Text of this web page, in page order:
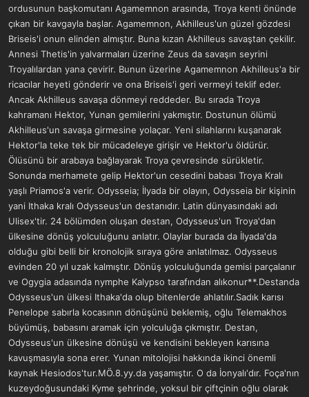
ordusunun başkomutanı Agamemnon arasında, Troya kenti önünde
çıkan bir kavgayla başlar. Agamemnon, Akhilleus'un güzel gözdesi
Briseis'i onun elinden almıştır. Buna kızan Akhilleus savaştan çekilir.
Annesi Thetis'in yalvarmaları üzerine Zeus da savaşın seyrini
Troyalılardan yana çevirir. Bunun üzerine Agamemnon Akhilleus'a bir
ricacılar heyeti gönderir ve ona Briseis'i geri vermeyi teklif eder.
Ancak Akhilleus savaşa dönmeyi reddeder. Bu sırada Troya
kahramanı Hektor, Yunan gemilerini yakmıştır. Dostunun ölümü
Akhilleus'un savaşa girmesine yolaçar. Yeni silahlarını kuşanarak
Hektor'la teke tek bir mücadeleye girişir ve Hektor'u öldürür.
Ölüsünü bir arabaya bağlayarak Troya çevresinde sürükletir.
Sonunda merhamete gelip Hektor'un cesedini babası Troya Kralı
yaşlı Priamos'a verir. Odysseia; İlyada bir olayın, Odysseia bir kişinin
yani Ithaka kralı Odysseus'un destanıdır. Latin dünyasındaki adı
Ulisex'tir. 24 bölümden oluşan destan, Odysseus'un Troya'dan
ülkesine dönüş yolculuğunu anlatır. Olaylar burada da İlyada'da
olduğu gibi belli bir kronolojik sıraya göre anlatılmaz. Odysseus
evinden 20 yıl uzak kalmıştır. Dönüş yolculuğunda gemisi parçalanır
ve Ogygia adasında nymphe Kalypso tarafından alıkonur**.Destanda
Odysseus'un ülkesi Ithaka'da olup bitenlerde ahlatılır.Sadık karısı
Penelope sabırla kocasının dönüşünü beklemiş, oğlu Telemakhos
büyümüş, babasını aramak için yolculuğa çıkmıştır. Destan,
Odysseus'un ülkesine dönüşü ve kendisini bekleyen karısına
kavuşmasıyla sona erer. Yunan mitolojisi hakkında ikinci önemli
kaynak Hesiodos'tur.MÖ.8.yy.da yaşamıştır. O da İonyalı'dır. Foça'nın
kuzeydoğusundaki Kyme şehrinde, yoksul bir çiftçinin oğlu olarak